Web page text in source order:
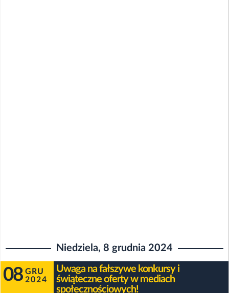
Niedziela, 8 grudnia 2024
08 GRU
2024
Uwaga na fałszywe konkursy i
świąteczne oferty w mediach
społecznościowych!